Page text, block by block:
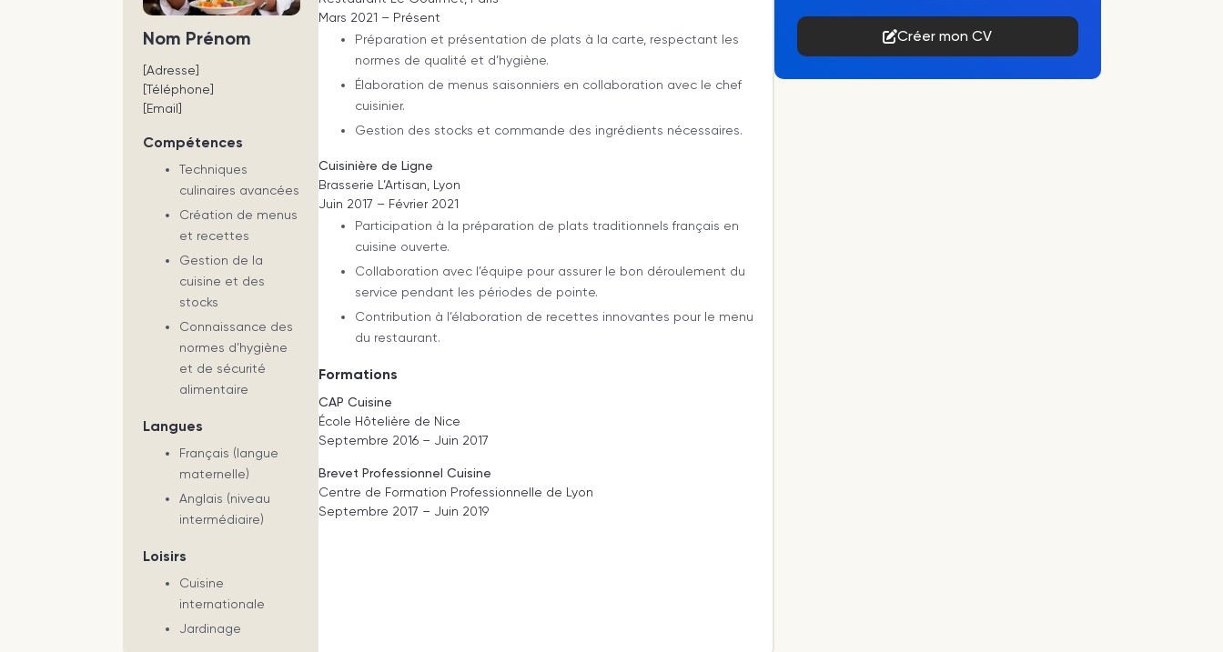
Créer mon CV
Nom Prénom
[Adresse]
[Téléphone]
[Email]
Compétences
Techniques
culinaires avancées
Création de menus
et recettes
Gestion de la
cuisine et des
stocks
Connaissance des
normes d’hygiène
et de sécurité
alimentaire
Langues
Français (langue
maternelle)
Anglais (niveau
intermédiaire)
Loisirs
Cuisine
internationale
Jardinage
Mars 2021 – Présent
Préparation et présentation de plats à la carte, respectant les
normes de qualité et d’hygiène.
Élaboration de menus saisonniers en collaboration avec le chef
cuisinier.
Gestion des stocks et commande des ingrédients nécessaires.
Cuisinière de Ligne
Brasserie L’Artisan, Lyon
Juin 2017 – Février 2021
Participation à la préparation de plats traditionnels français en
cuisine ouverte.
Collaboration avec l’équipe pour assurer le bon déroulement du
service pendant les périodes de pointe.
Contribution à l’élaboration de recettes innovantes pour le menu
du restaurant.
Formations
CAP Cuisine
École Hôtelière de Nice
Septembre 2016 – Juin 2017
Brevet Professionnel Cuisine
Centre de Formation Professionnelle de Lyon
Septembre 2017 – Juin 2019